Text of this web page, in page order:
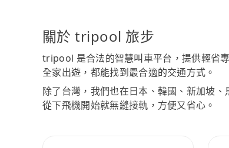
關於 tripool 旅步
tripool 是合法的智慧叫車平台，提供輕省
全家出遊，都能找到最合適的交通方式。
除了台灣，我們也在日本、韓國、新加坡
從下飛機開始就無縫接軌，方便又省心。